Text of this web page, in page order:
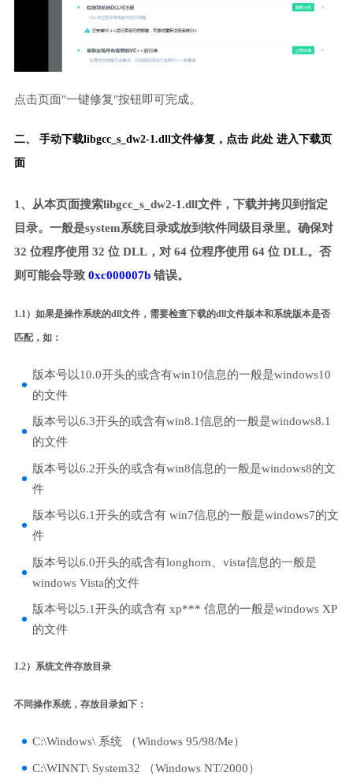
点击页面"一键修复"按钮即可完成。
二、 手动下载libgcc_s_dw2-1.dll文件修复， 点击 此处 进入下载页
面
1、从本页面搜索libgcc_s_dw2-1.dll文件，下载并拷贝到指定
目录。一般是system系统目录或放到软件同级目录里。确保对
32 位程序使用 32 位 DLL，对 64 位程序使用 64 位 DLL。否
则可能会导致 0xc000007b错误。
1.1）如果是操作系统的dll文件，需要检查下载的dll文件版本和系统版本是否
匹配，如：
版本号以10.0开头的或含有win10信息的一般是windows10
的文件
版本号以6.3开头的或含有win8.1信息的一般是windows8.1
的文件
版本号以6.2开头的或含有win8信息的一般是windows8的文
件
版本号以6.1开头的或含有 win7信息的一般是windows7的文
件
版本号以6.0开头的或含有longhorn、vista信息的一般是
windows Vista的文件
版本号以5.1开头的或含有 xp*** 信息的一般是windows XP
的文件
1.2）系统文件存放目录
不同操作系统，存放目录如下：
C:\Windows\ 系统 （Windows 95/98/Me）
C:\WINNT\ System32 （Windows NT/2000）